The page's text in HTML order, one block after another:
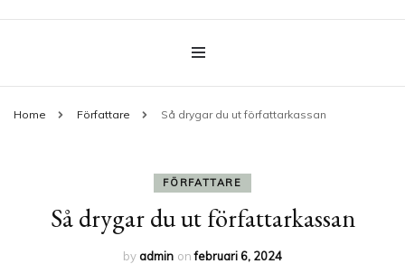
airlitteraturvastragotaland.se
Home Författare Så drygar du ut författarkassan
FÖRFATTARE
Så drygar du ut författarkassan
byadmin onfebruari 6, 2024